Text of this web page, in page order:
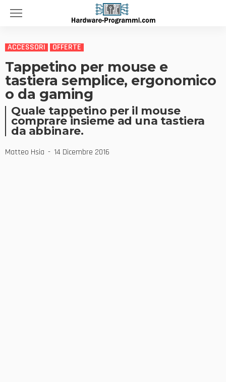
ACCESSORI OFFERTE
Tappetino per mouse e
tastiera semplice, ergonomico
o da gaming
Quale tappetino per il mouse
comprare insieme ad una tastiera
da abbinare.
Matteo Hsia 14 Dicembre 2016